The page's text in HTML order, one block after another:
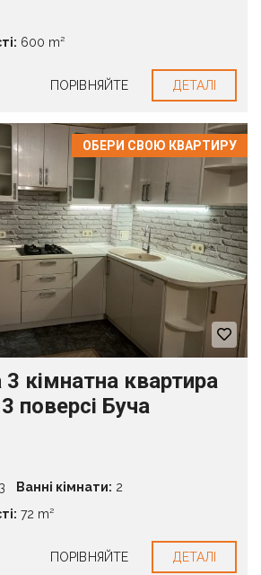
600 m²
ПОРІВНЯЙТЕ ДЕТАЛІ
ОБЕРИ СВОЮ КВАРТИРУ
кімнатна квартира
поверсі Буча
3 Ванні кімнати: 2
72 m²
ПОРІВНЯЙТЕ ДЕТАЛІ